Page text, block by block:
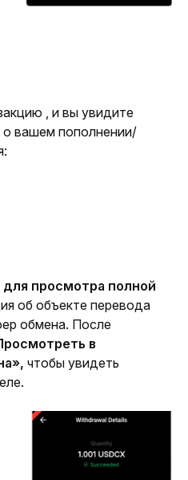
, и вы увидите
вашем пополнении/
для просмотра полной
об объекте перевода
обмена. После
в
чтобы увидеть